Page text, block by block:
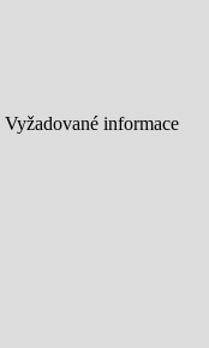
Vyžadované informace